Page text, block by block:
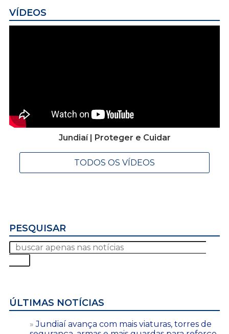
VÍDEOS
Jundiaí | Proteger e Cuidar
TODOS OS VÍDEOS
PESQUISAR
ÚLTIMAS NOTÍCIAS
Jundiaí avança com mais viaturas, torres de